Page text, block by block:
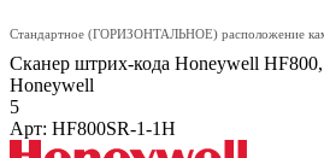
Стандартное (ГОРИЗОНТАЛЬНОЕ) расположение
Сканер штрих-кода Honeywell
Honeywell
5
Арт: HF800SR-1-1H